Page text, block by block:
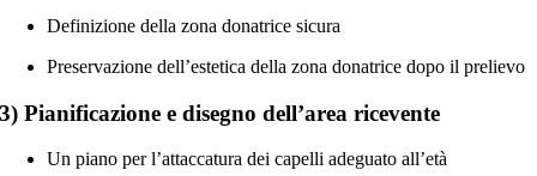
Definizione della zona donatrice sicura
Preservazione dell’estetica della zona donatrice dopo il prelievo
3) Pianificazione e disegno dell’area ricevente
Un piano per l’attaccatura dei capelli adeguato all’età